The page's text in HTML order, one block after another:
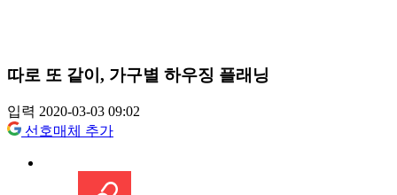
따로 또 같이, 가구별 하우징 플래닝
입력 2020-03-03 09:02
선호매체 추가